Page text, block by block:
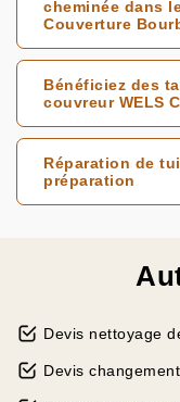
cheminée dans
Couverture
Bénéficiez des
couvreur WELS
Réparation de
préparation
Devis nettoyage
Devis